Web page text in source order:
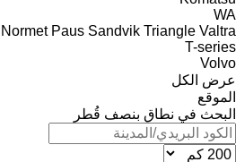
WA
Normet Paus Sandvik Triangle Valtra
T-series
Volvo
عرض الكل
الموقع
البحث في نطاق بنصف قُطر